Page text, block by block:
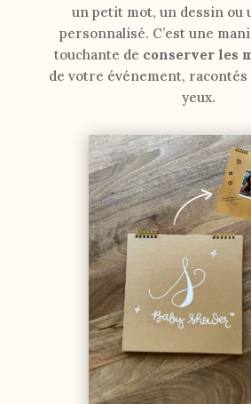
un petit mot, un dessin ou
personnalisé. C’est une
touchante de conserver les
de votre événement,
yeux.